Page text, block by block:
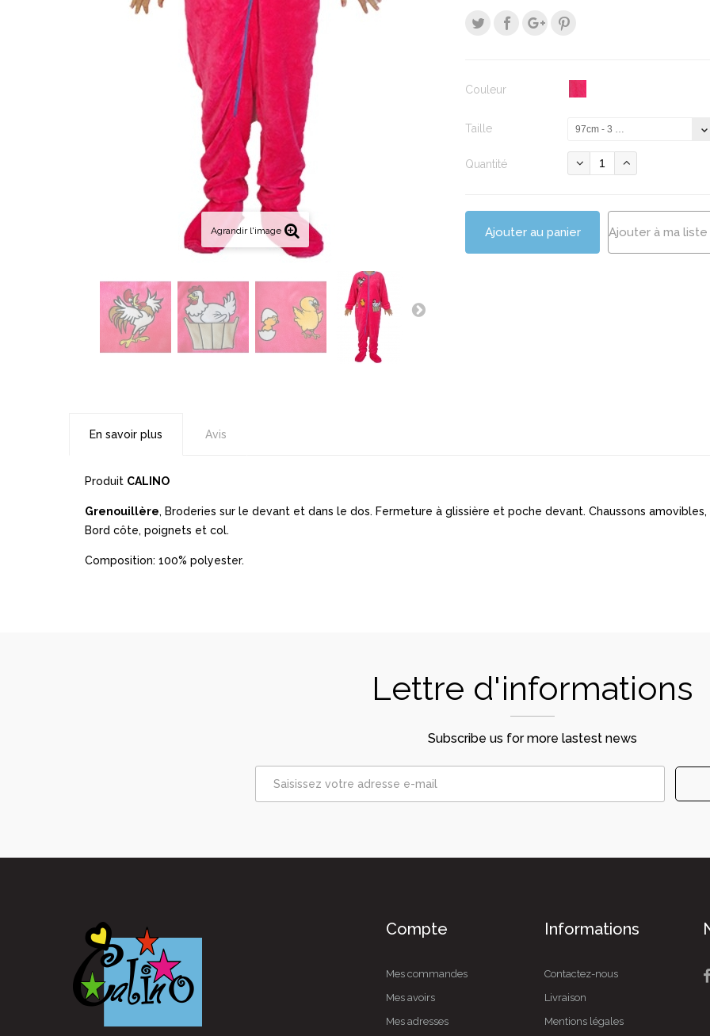
Agrandir l'image
Couleur
Taille 97cm - 3 ans
Quantité
Ajouter au panier Ajouter à ma liste
En savoir plus Avis
Produit CALINO
Grenouillère, Broderies sur le devant et dans le dos. Fermeture à glissière et poche devant. Chaussons
Bord côte, poignets et col.
Composition: 100% polyester.
Lettre d'informations
Subscribe us for more lastest news
Compte
Mes commandes
Mes avoirs
Mes adresses
Informations
Contactez-nous
Livraison
Mentions légales